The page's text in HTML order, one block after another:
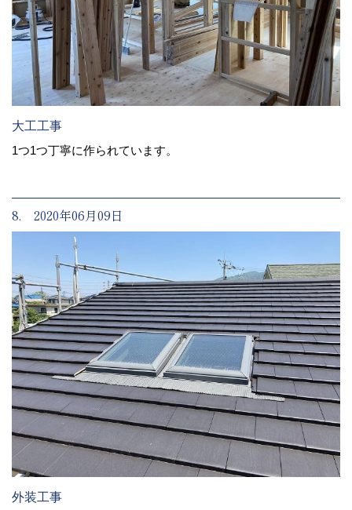
大工工事
1つ1つ丁寧に作られています。
8. 2020年06月09日
外装工事